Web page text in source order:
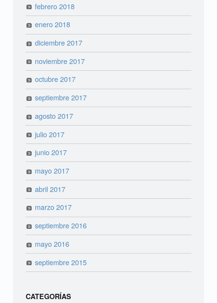
febrero 2018
enero 2018
diciembre 2017
noviembre 2017
octubre 2017
septiembre 2017
agosto 2017
julio 2017
junio 2017
mayo 2017
abril 2017
marzo 2017
septiembre 2016
mayo 2016
septiembre 2015
CATEGORÍAS